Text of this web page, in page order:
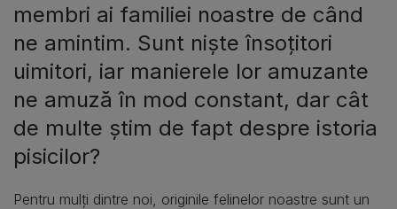
membri ai familiei noastre de când
ne amintim. Sunt niște însoțitori
uimitori, iar manierele lor amuzante
ne amuză în mod constant, dar cât
de multe știm de fapt despre istoria
pisicilor?
Pentru mulți dintre noi, originile felinelor noastre sunt un